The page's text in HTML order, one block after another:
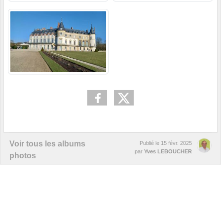
Voir tous les albums
photos
Publié le 15 févr. 2025
par Yves LEBOUCHER